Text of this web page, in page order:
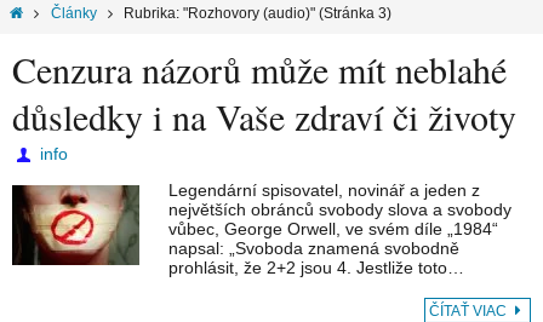
Články Rubrika: "Rozhovory (audio)" (Stránka 3)
Cenzura názorů může mít neblahé
důsledky i na Vaše zdraví či životy
info
Legendární spisovatel, novinář a jeden z
největších obránců svobody slova a svobody
vůbec, George Orwell, ve svém díle „1984“
napsal: „Svoboda znamená svobodně
prohlásit, že 2+2 jsou 4. Jestliže toto…
ČÍTAŤ VIAC